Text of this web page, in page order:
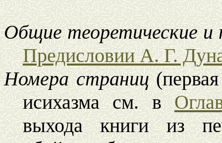
Общие теоретические и
Предисловии А. Г.
Номера страниц
исихазма см. в
выхода книги из